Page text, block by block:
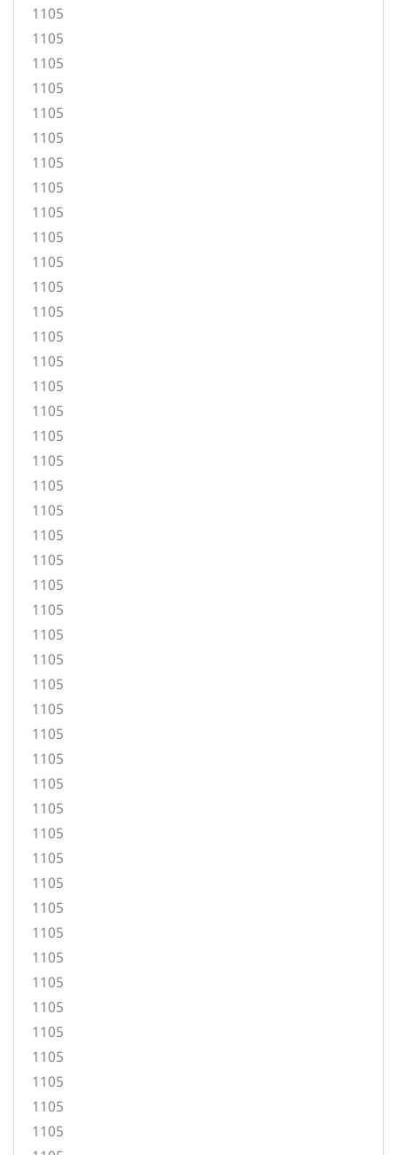
1105
1105
1105
1105
1105
1105
1105
1105
1105
1105
1105
1105
1105
1105
1105
1105
1105
1105
1105
1105
1105
1105
1105
1105
1105
1105
1105
1105
1105
1105
1105
1105
1105
1105
1105
1105
1105
1105
1105
1105
1105
1105
1105
1105
1105
1105